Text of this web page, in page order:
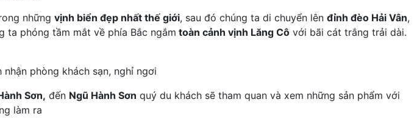
những vịnh biển đẹp nhất thế giới, sau đó chúng ta di chuyển lên đỉnh đèo Hải Vân,
ta phóng tầm mắt về phía Bắc ngắm toàn cảnh vịnh Lăng Cô với bãi cát trắng trải dài.
nhận phòng khách sạn, nghỉ ngơi
Sơn, đến Ngũ Hành Sơn quý du khách sẽ tham quan và xem những sản phẩm với
làm ra